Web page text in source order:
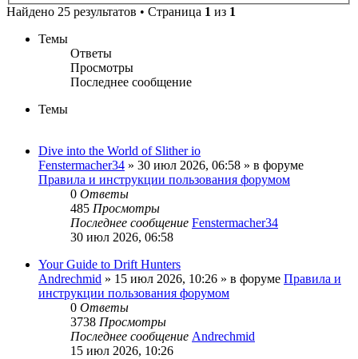
Найдено 25 результатов • Страница 1 из 1
Темы
Ответы
Просмотры
Последнее сообщение
Темы
Dive into the World of Slither io
Fenstermacher34 » 30 июл 2026, 06:58 » в форуме
Правила и инструкции пользования форумом
0 Ответы
485 Просмотры
Последнее сообщение Fenstermacher34
30 июл 2026, 06:58
Your Guide to Drift Hunters
Andrechmid » 15 июл 2026, 10:26 » в форуме Правила и
инструкции пользования форумом
0 Ответы
3738 Просмотры
Последнее сообщение Andrechmid
15 июл 2026, 10:26